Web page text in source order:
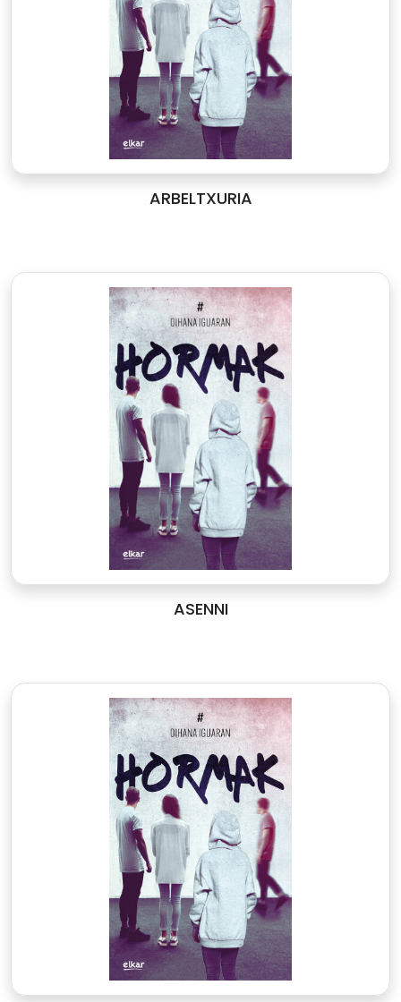
ARBELTXURIA
ASENNI